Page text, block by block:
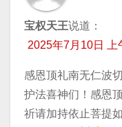
宝权天王说道：
2025年7月10日 上
感恩顶礼南无仁波
护法喜神们！感恩
祈请加持依止菩提